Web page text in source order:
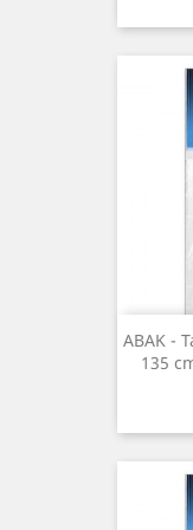
ABAK -
135